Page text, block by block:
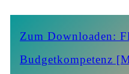
Zum Downloaden:
Budgetkompetenz